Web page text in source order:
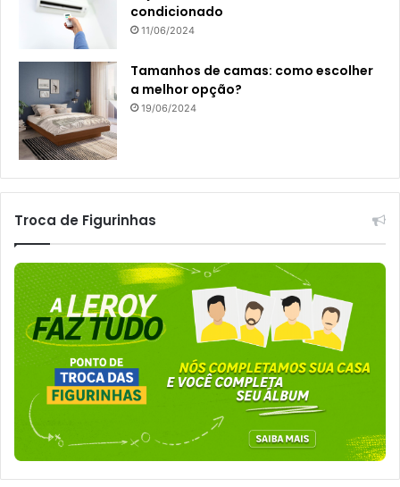
condicionado
11/06/2024
Tamanhos de camas: como escolher
a melhor opção?
19/06/2024
Troca de Figurinhas